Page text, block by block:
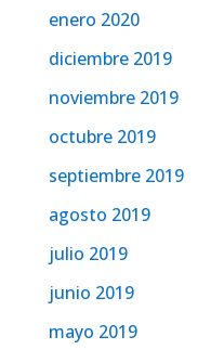
enero 2020
diciembre 2019
noviembre 2019
octubre 2019
septiembre 2019
agosto 2019
julio 2019
junio 2019
mayo 2019